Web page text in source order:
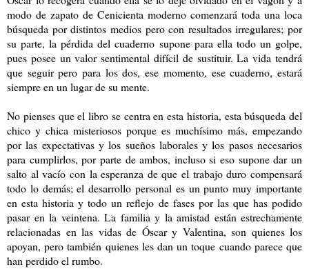
modo de zapato de Cenicienta moderno comenzará toda una loca
búsqueda por distintos medios pero con resultados irregulares; por
su parte, la pérdida del cuaderno supone para ella todo un golpe,
pues posee un valor sentimental difícil de sustituir. La vida tendrá
que seguir pero para los dos, ese momento, ese cuaderno, estará
siempre en un lugar de su mente.
No pienses que el libro se centra en esta historia, esta búsqueda del
chico y chica misteriosos porque es muchísimo más, empezando
por las expectativas y los sueños laborales y los pasos necesarios
para cumplirlos, por parte de ambos, incluso si eso supone dar un
salto al vacío con la esperanza de que el trabajo duro compensará
todo lo demás; el desarrollo personal es un punto muy importante
en esta historia y todo un reflejo de fases por las que has podido
pasar en la veintena. La familia y la amistad están estrechamente
relacionadas en las vidas de Óscar y Valentina, son quienes los
apoyan, pero también quienes les dan un toque cuando parece que
han perdido el rumbo.